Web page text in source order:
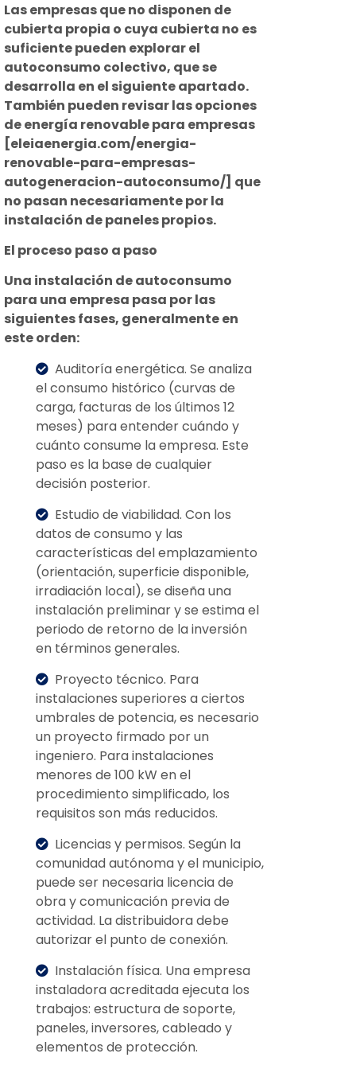
Las empresas que no disponen de
cubierta propia o cuya cubierta no es
suficiente pueden explorar el
autoconsumo colectivo, que se
desarrolla en el siguiente apartado.
También pueden revisar las opciones
de energía renovable para empresas
[eleiaenergia.com/energia-
renovable-para-empresas-
autogeneracion-autoconsumo/] que
no pasan necesariamente por la
instalación de paneles propios.
El proceso paso a paso
Una instalación de autoconsumo
para una empresa pasa por las
siguientes fases, generalmente en
este orden:
Auditoría energética. Se analiza
el consumo histórico (curvas de
carga, facturas de los últimos 12
meses) para entender cuándo y
cuánto consume la empresa. Este
paso es la base de cualquier
decisión posterior.
Estudio de viabilidad. Con los
datos de consumo y las
características del emplazamiento
(orientación, superficie disponible,
irradiación local), se diseña una
instalación preliminar y se estima el
periodo de retorno de la inversión
en términos generales.
Proyecto técnico. Para
instalaciones superiores a ciertos
umbrales de potencia, es necesario
un proyecto firmado por un
ingeniero. Para instalaciones
menores de 100 kW en el
procedimiento simplificado, los
requisitos son más reducidos.
Licencias y permisos. Según la
comunidad autónoma y el municipio,
puede ser necesaria licencia de
obra y comunicación previa de
actividad. La distribuidora debe
autorizar el punto de conexión.
Instalación física. Una empresa
instaladora acreditada ejecuta los
trabajos: estructura de soporte,
paneles, inversores, cableado y
elementos de protección.